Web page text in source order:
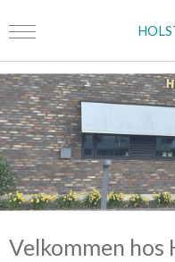
Velkommen